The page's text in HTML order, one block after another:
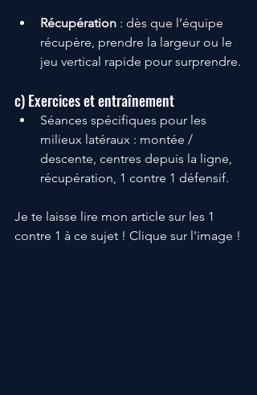
Récupération : dès que l’équipe
récupère, prendre la largeur ou le
jeu vertical rapide pour surprendre.
c) Exercices et entraînement
Séances spécifiques pour les
milieux latéraux : montée /
descente, centres depuis la ligne,
récupération, 1 contre 1 défensif.
Je te laisse lire mon article sur les 1
contre 1 à ce sujet ! Clique sur l'image !